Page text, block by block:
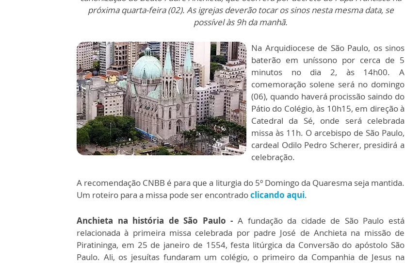
próxima quarta-feira (02). As igrejas deverão tocar os sinos nesta mesma data, se
possível às 9h da manhã.
Na Arquidiocese de São Paulo, os sinos
baterão em uníssono por cerca de 5
minutos no dia 2, às 14h00. A
comemoração solene será no domingo
(06), quando haverá procissão saindo do
Pátio do Colégio, às 10h15, em direção à
Catedral da Sé, onde será celebrada
missa às 11h. O arcebispo de São Paulo,
cardeal Odilo Pedro Scherer, presidirá a
celebração.
A recomendação CNBB é para que a liturgia do 5º Domingo da Quaresma seja mantida.
Um roteiro para a missa pode ser encontradoclicando aqui.
Anchieta na história de São Paulo - A fundação da cidade de São Paulo está
relacionada à primeira missa celebrada por padre José de Anchieta na missão de
Piratininga, em 25 de janeiro de 1554, festa litúrgica da Conversão do apóstolo São
Paulo. Ali, os jesuítas fundaram um colégio, o primeiro da Companhia de Jesus na